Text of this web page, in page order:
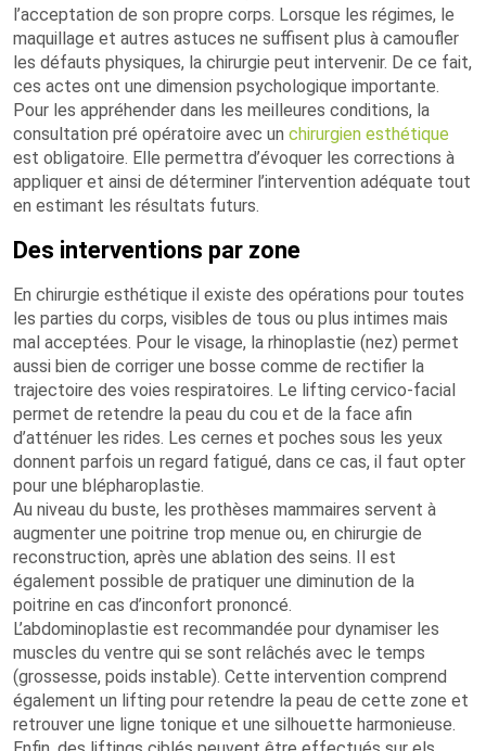
l’acceptation de son propre corps. Lorsque les régimes, le
maquillage et autres astuces ne suffisent plus à camoufler
les défauts physiques, la chirurgie peut intervenir. De ce fait,
ces actes ont une dimension psychologique importante.
Pour les appréhender dans les meilleures conditions, la
consultation pré opératoire avec un chirurgien esthétique
est obligatoire. Elle permettra d’évoquer les corrections à
appliquer et ainsi de déterminer l’intervention adéquate tout
en estimant les résultats futurs.
Des interventions par zone
En chirurgie esthétique il existe des opérations pour toutes
les parties du corps, visibles de tous ou plus intimes mais
mal acceptées. Pour le visage, la rhinoplastie (nez) permet
aussi bien de corriger une bosse comme de rectifier la
trajectoire des voies respiratoires. Le lifting cervico-facial
permet de retendre la peau du cou et de la face afin
d’atténuer les rides. Les cernes et poches sous les yeux
donnent parfois un regard fatigué, dans ce cas, il faut opter
pour une blépharoplastie.
Au niveau du buste, les prothèses mammaires servent à
augmenter une poitrine trop menue ou, en chirurgie de
reconstruction, après une ablation des seins. Il est
également possible de pratiquer une diminution de la
poitrine en cas d’inconfort prononcé.
L’abdominoplastie est recommandée pour dynamiser les
muscles du ventre qui se sont relâchés avec le temps
(grossesse, poids instable). Cette intervention comprend
également un lifting pour retendre la peau de cette zone et
retrouver une ligne tonique et une silhouette harmonieuse.